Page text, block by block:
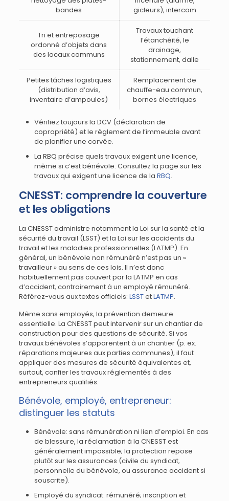
bandes
gicleurs), intercom
Tri et entreposage
ordonné d’objets dans
des locaux communs
Travaux touchant
l’étanchéité, le
drainage,
stationnement, dalle
Petites tâches logistiques
(distribution d’avis,
inventaire d’ampoules)
Remplacement de
chauffe-eau commun,
bornes électriques
Vérifiez toujours la DCV (déclaration de
copropriété) et le règlement de l’immeuble avant
de planifier une corvée.
La RBQ précise quels travaux exigent une licence,
même si c’est bénévole. Consultez la page sur les
travaux qui exigent une licence de la RBQ.
CNESST: comprendre la couverture
et les obligations
La CNESST administre notamment la Loi sur la santé et la
sécurité du travail (LSST) et la Loi sur les accidents du
travail et les maladies professionnelles (LATMP). En
général, un bénévole non rémunéré n’est pas un «
travailleur » au sens de ces lois. Il n’est donc
habituellement pas couvert par la LATMP en cas
d’accident, contrairement à un employé rémunéré.
Référez-vous aux textes officiels: LSSTetLATMP.
Même sans employés, la prévention demeure
essentielle. La CNESST peut intervenir sur un chantier de
construction pour des questions de sécurité. Si vos
travaux bénévoles s’apparentent à un chantier (p. ex.
réparations majeures aux parties communes), il faut
appliquer des mesures de sécurité équivalentes et,
surtout, confier les travaux réglementés à des
entrepreneurs qualifiés.
Bénévole, employé, entrepreneur:
distinguer les statuts
Bénévole: sans rémunération ni lien d’emploi. En cas
de blessure, la réclamation à la CNESST est
généralement impossible; la protection repose
plutôt sur les assurances (civile du syndicat,
personnelle du bénévole, ou assurance accident si
souscrite).
Employé du syndicat: rémunéré; inscription et